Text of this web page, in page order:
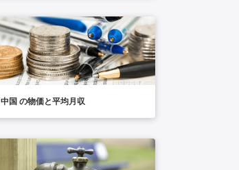
中国 の物価と平均月収